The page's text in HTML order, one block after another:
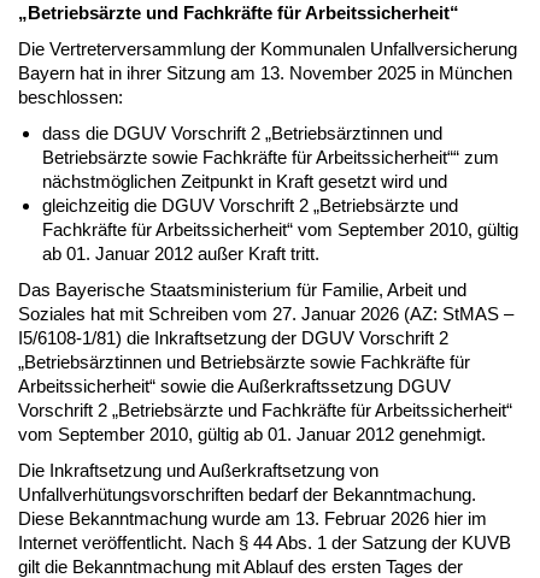
„Betriebsärzte und Fachkräfte für Arbeitssicherheit“
Die Vertreterversammlung der Kommunalen Unfallversicherung
Bayern hat in ihrer Sitzung am 13. November 2025 in München
beschlossen:
dass die DGUV Vorschrift 2 „Betriebsärztinnen und
Betriebsärzte sowie Fachkräfte für Arbeitssicherheit““ zum
nächstmöglichen Zeitpunkt in Kraft gesetzt wird und
gleichzeitig die DGUV Vorschrift 2 „Betriebsärzte und
Fachkräfte für Arbeitssicherheit“ vom September 2010, gültig
ab 01. Januar 2012 außer Kraft tritt.
Das Bayerische Staatsministerium für Familie, Arbeit und
Soziales hat mit Schreiben vom 27. Januar 2026 (AZ: StMAS –
I5/6108-1/81) die Inkraftsetzung der DGUV Vorschrift 2
„Betriebsärztinnen und Betriebsärzte sowie Fachkräfte für
Arbeitssicherheit“ sowie die Außerkraftssetzung DGUV
Vorschrift 2 „Betriebsärzte und Fachkräfte für Arbeitssicherheit“
vom September 2010, gültig ab 01. Januar 2012 genehmigt.
Die Inkraftsetzung und Außerkraftsetzung von
Unfallverhütungsvorschriften bedarf der Bekanntmachung.
Diese Bekanntmachung wurde am 13. Februar 2026 hier im
Internet veröffentlicht. Nach § 44 Abs. 1 der Satzung der KUVB
gilt die Bekanntmachung mit Ablauf des ersten Tages der